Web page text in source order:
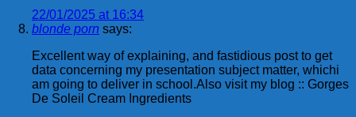
22/01/2025 at 16:34
blonde porn says:
Excellent way of explaining, and fastidious post to get
data concerning my presentation subject matter, whichi
am going to deliver in school.Also visit my blog :: Gorges
De Soleil Cream Ingredients